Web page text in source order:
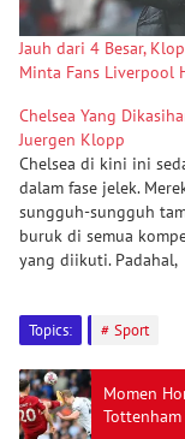
Jauh dari 4 Besar,
Minta Fans Liverpool
Chelsea Yang
Juergen Klopp
Chelsea di kini ini
dalam fase jelek.
sungguh-sungguh
buruk di semua
yang diikuti. Padahal,
Harga para pemainnya
detikSport, di tangan
kepemilikan baru Todd
Boehly, The Blues telah
Topics: Sport
Momen
Tottenham